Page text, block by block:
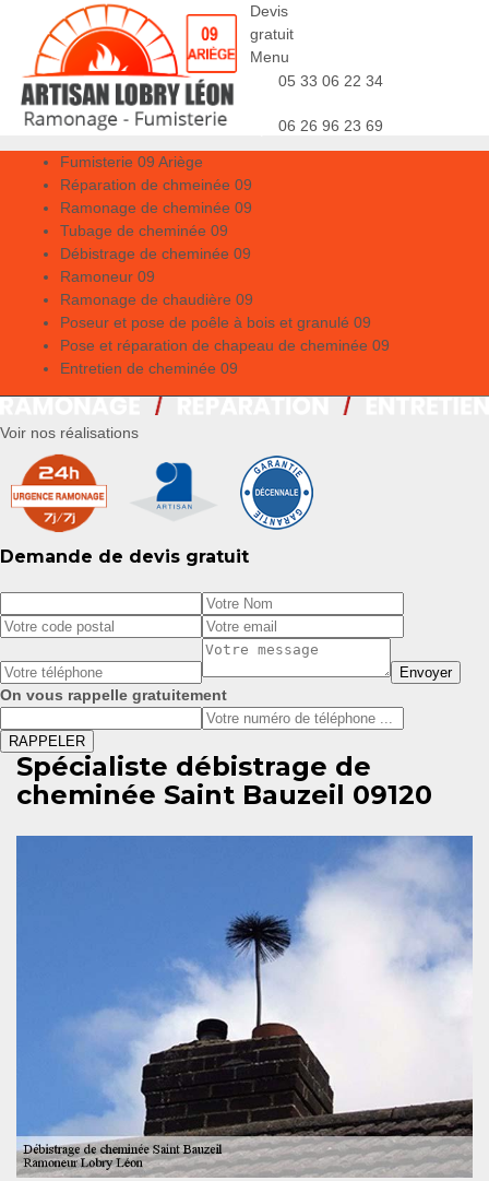
Devis
gratuit
Menu
05 33 06 22 34
06 26 96 23 69
Fumisterie 09 Ariège
Réparation de chmeinée 09
Ramonage de cheminée 09
Tubage de cheminée 09
Débistrage de cheminée 09
Ramoneur 09
Ramonage de chaudière 09
Poseur et pose de poêle à bois et granulé 09
Pose et réparation de chapeau de cheminée 09
Entretien de cheminée 09
Voir nos réalisations
Demande de devis gratuit
On vous rappelle gratuitement
Spécialiste débistrage de
cheminée Saint Bauzeil 09120